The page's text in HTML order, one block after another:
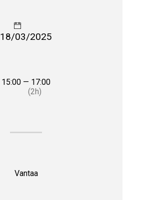
18/03/2025
15:00 — 17:00
(2h)
Vantaa